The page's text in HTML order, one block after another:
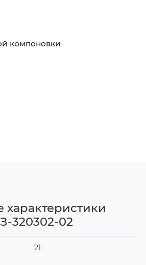
компоновки
характеристики
320302-02
21